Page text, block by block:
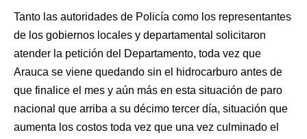
Tanto las autoridades de Policía como los representantes
de los gobiernos locales y departamental solicitaron
atender la petición del Departamento, toda vez que
Arauca se viene quedando sin el hidrocarburo antes de
que finalice el mes y aún más en esta situación de paro
nacional que arriba a su décimo tercer día, situación que
aumenta los costos toda vez que una vez culminado el